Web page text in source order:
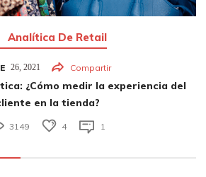
Analítica De Retail
26, 2021 Compartir
¿Cómo medir la experiencia del
en la tienda?
3149 4 1